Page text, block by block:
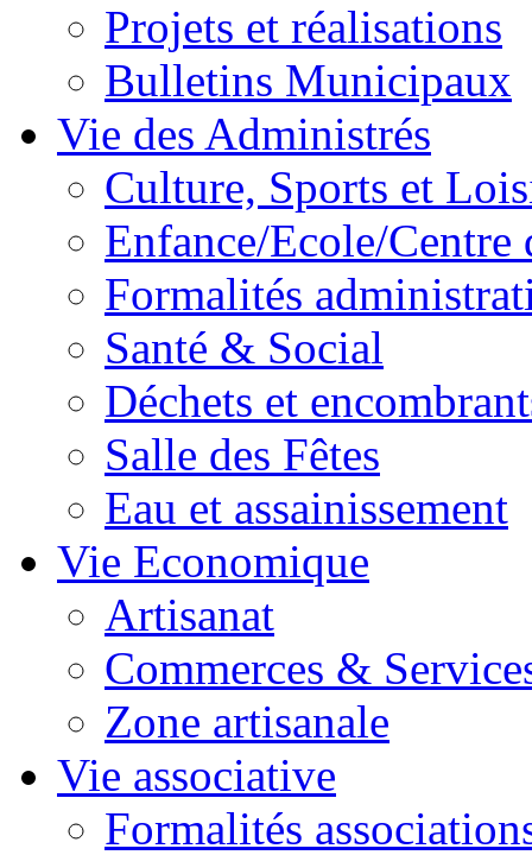
Projets et réalisations
Bulletins Municipaux
Vie des Administrés
Culture, Sports et
Enfance/Ecole/Centre
Formalités
Santé & Social
Déchets et
Salle des Fêtes
Eau et assainissement
Vie Economique
Artisanat
Commerces &
Zone artisanale
Vie associative
Formalités